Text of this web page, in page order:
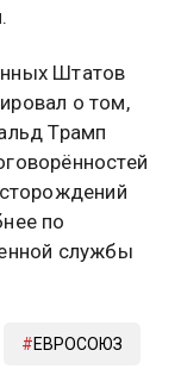
Штатов
о том,
Трамп
по
службы
ЕВРОСОЮЗ